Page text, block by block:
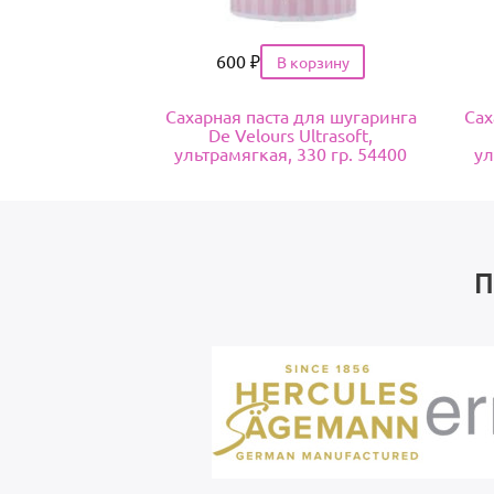
Цена
600 ₽
Сахарная паста для шугаринга
De Velours Ultrasoft,
ультрамягкая, 330 гр. 54400